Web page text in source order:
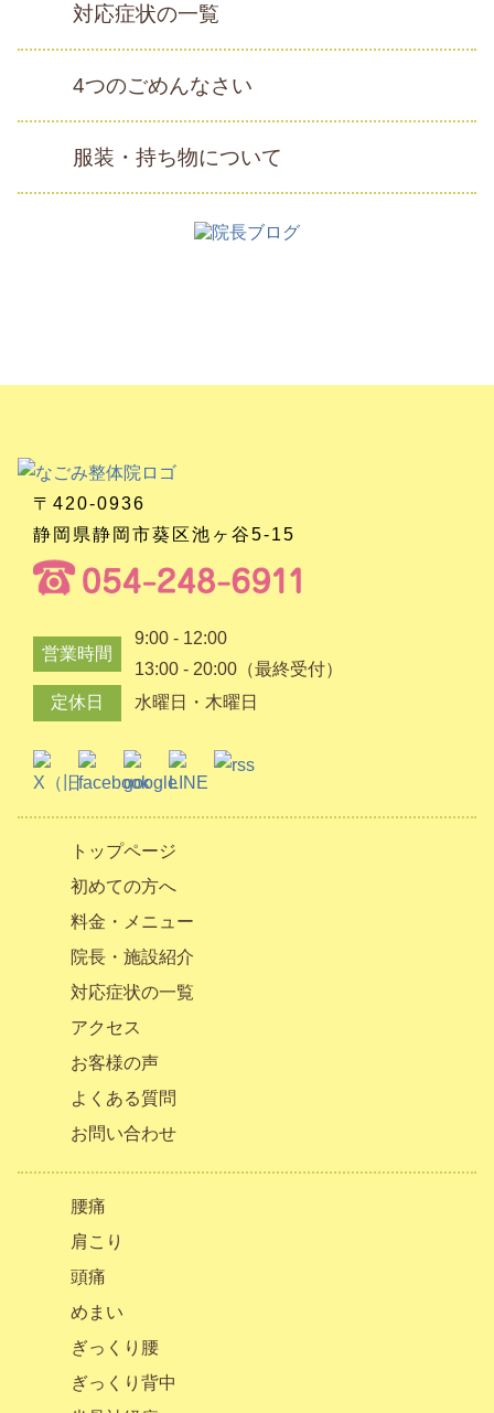
対応症状の一覧
4つのごめんなさい
服装・持ち物について
〒420-0936
静岡県静岡市葵区池ヶ谷5-15
営業時間
9:00 - 12:00
13:00 - 20:00（最終受付）
定休日
水曜日・木曜日
トップページ
初めての方へ
料金・メニュー
院長・施設紹介
対応症状の一覧
アクセス
お客様の声
よくある質問
お問い合わせ
腰痛
肩こり
頭痛
めまい
ぎっくり腰
ぎっくり背中